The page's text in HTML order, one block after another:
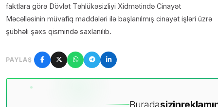
faktlara görə Dövlət Təhlükəsizliyi Xidmətində Cinayət
Məcəlləsinin müvafiq maddələri ilə başlanılmış cinayət işləri üzrə
şübhəli şəxs qismində saxlanılıb.
PAYLAŞ
Buradasizin